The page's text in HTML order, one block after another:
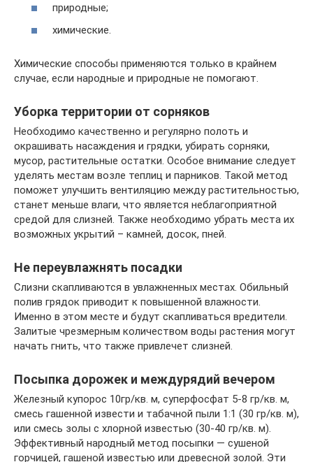
природные;
химические.
Химические способы применяются только в крайнем
случае, если народные и природные не помогают.
Уборка территории от сорняков
Необходимо качественно и регулярно полоть и
окрашивать насаждения и грядки, убирать сорняки,
мусор, растительные остатки. Особое внимание следует
уделять местам возле теплиц и парников. Такой метод
поможет улучшить вентиляцию между растительностью,
станет меньше влаги, что является неблагоприятной
средой для слизней. Также необходимо убрать места их
возможных укрытий – камней, досок, пней.
Не переувлажнять посадки
Слизни скапливаются в увлажненных местах. Обильный
полив грядок приводит к повышенной влажности.
Именно в этом месте и будут скапливаться вредители.
Залитые чрезмерным количеством воды растения могут
начать гнить, что также привлечет слизней.
Посыпка дорожек и междурядий вечером
Железный купорос 10гр/кв. м, суперфосфат 5-8 гр/кв. м,
смесь гашенной извести и табачной пыли 1:1 (30 гр/кв. м),
или смесь золы с хлорной известью (30-40 гр/кв. м).
Эффективный народный метод посыпки — сушеной
горчицей, гашеной известью или древесной золой. Эти